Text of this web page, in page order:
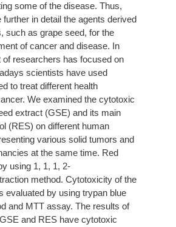
some of the disease. Thus,
in detail the agents derived
such as grape seed, for the
of cancer and disease. In
researchers has focused on
scientists have used
to treat different health
We examined the cytotoxic
extract (GSE) and its main
(RES) on different human
various solid tumors and
at the same time. Red
using 1, 1, 1, 2-
method. Cytotoxicity of the
evaluated by using trypan blue
and MTT assay. The results of
and RES have cytotoxic